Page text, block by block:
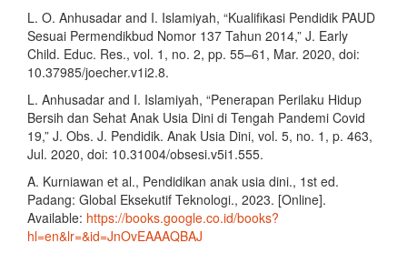
L. O. Anhusadar and I. Islamiyah, “Kualifikasi Pendidik PAUD
Sesuai Permendikbud Nomor 137 Tahun 2014,” J. Early
Child. Educ. Res., vol. 1, no. 2, pp. 55–61, Mar. 2020, doi:
10.37985/joecher.v1i2.8.
L. Anhusadar and I. Islamiyah, “Penerapan Perilaku Hidup
Bersih dan Sehat Anak Usia Dini di Tengah Pandemi Covid
19,” J. Obs. J. Pendidik. Anak Usia Dini, vol. 5, no. 1, p. 463,
Jul. 2020, doi: 10.31004/obsesi.v5i1.555.
A. Kurniawan et al., Pendidikan anak usia dini., 1st ed.
Padang: Global Eksekutif Teknologi., 2023. [Online].
Available: https://books.google.co.id/books?
hl=en&lr=&id=JnOvEAAAQBAJ